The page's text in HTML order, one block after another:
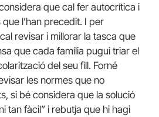
que cal fer autocrítica i
l’han precedit. I per
revisar i millorar la tasca que
que cada família pugui triar el
del seu fill. Forné
les normes que no
si bé considera que la solució
tan fàcil” i rebutja que hi hagi